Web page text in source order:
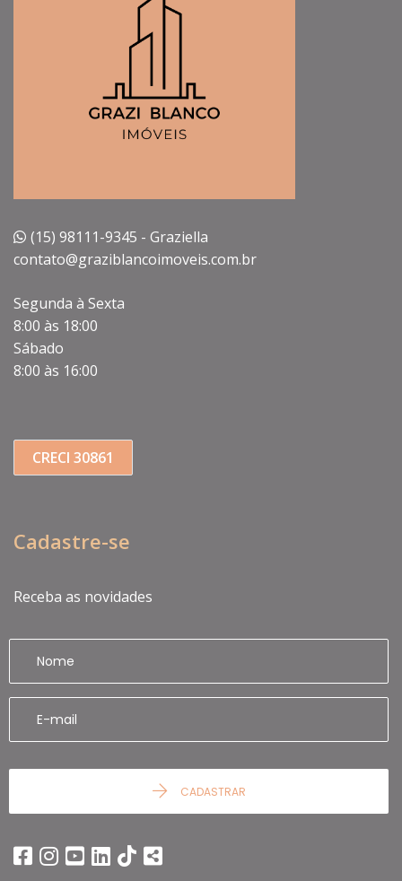
(15) 98111-9345 - Graziella
contato@graziblancoimoveis.com.br
Segunda à Sexta
8:00 às 18:00
Sábado
8:00 às 16:00
CRECI 30861
Cadastre-se
Receba as novidades
CADASTRAR